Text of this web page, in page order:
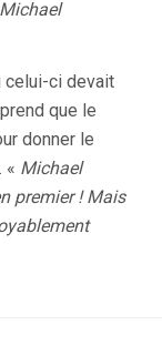
celui-ci devait
que le
donner le
« Michael
premier ! Mais